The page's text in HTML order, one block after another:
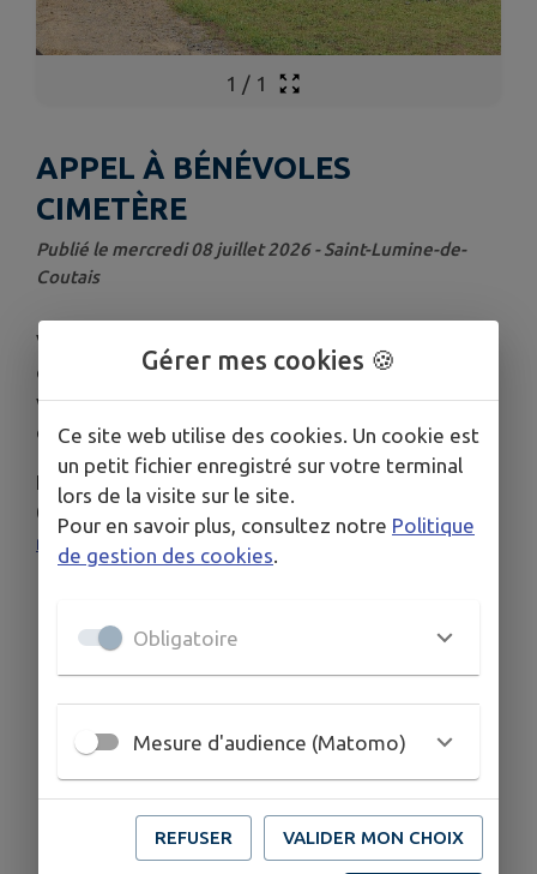
1 / 1
APPEL À BÉNÉVOLES
CIMETÈRE
Publié le mercredi 08 juillet 2026 - Saint-Lumine-de-
Coutais
Vous voulez participer à l’embellissement du
cimetière ? Dans le cadre de la nouvelle
végétalisation, RDV le lundi 13 juillet à 9H00 au
cimetière pour participer à un arrachage sélectif.
Inscription auprès de Maël GIRAUDEAU au
06.79.58.00.01 où par mail
mael.giraudeau@stluminedecoutais.fr
.
Gérer mes cookies 🍪
Ce site web utilise des cookies. Un cookie est
un petit fichier enregistré sur votre terminal
lors de la visite sur le site.
Pour en savoir plus, consultez notre Politique
de gestion des cookies.
Obligatoire
Mesure d'audience (Matomo)
REFUSER VALIDER MON CHOIX